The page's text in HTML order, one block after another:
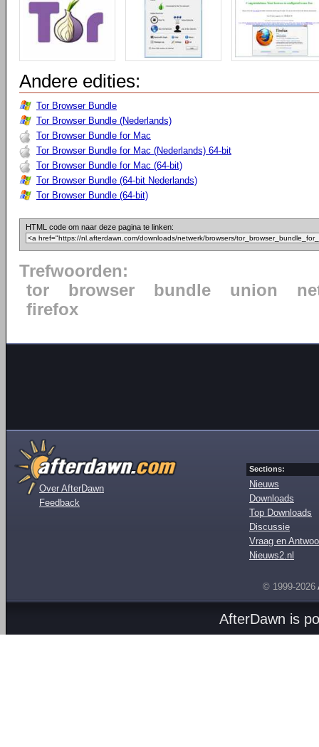
Andere edities:
Tor Browser Bundle
Tor Browser Bundle (Nederlands)
Tor Browser Bundle for Mac
Tor Browser Bundle for Mac (Nederlands) 64-bit
Tor Browser Bundle for Mac (64-bit)
Tor Browser Bundle (64-bit Nederlands)
Tor Browser Bundle (64-bit)
HTML code om naar deze pagina te linken:
Trefwoorden:
tor
browser bundle union
firefox
Over AfterDawn
Feedback
Sections:
Nieuws
Downloads
Top Downloads
Discussie
Vraag en
Nieuws2.nl
© 1999-2026
AfterDawn is